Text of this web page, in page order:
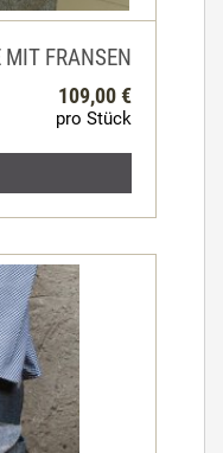
FRANSEN
109,00 €
pro Stück